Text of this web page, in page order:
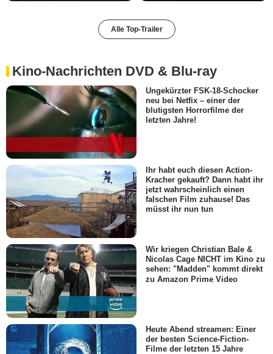
Alle Top-Trailer
Kino-Nachrichten DVD & Blu-ray
Ungekürzter FSK-18-Schocker
neu bei Netfix – einer der
blutigsten Horrorfilme der
letzten Jahre!
Ihr habt euch diesen Action-
Kracher gekauft? Dann habt ihr
jetzt wahrscheinlich einen
falschen Film zuhause! Das
müsst ihr nun tun
Wir kriegen Christian Bale &
Nicolas Cage NICHT im Kino zu
sehen: "Madden" kommt direkt
zu Amazon Prime Video
Heute Abend streamen: Einer
der besten Science-Fiction-
Filme der letzten 15 Jahre